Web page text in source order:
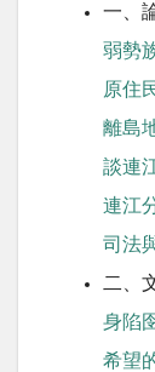
一、
弱勢
原住
離島
談連
連江
司法
二、
身陷
希望